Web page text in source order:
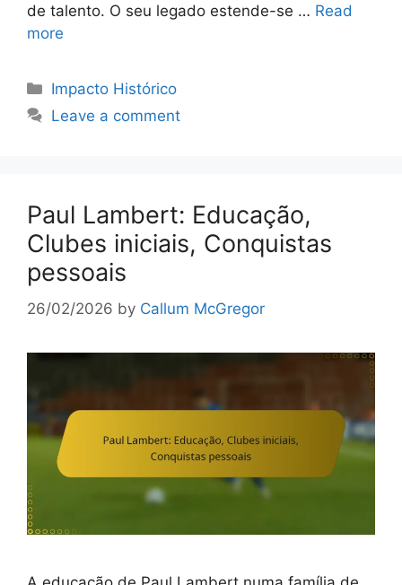
de talento. O seu legado estende-se … Read
more
Categories
Impacto Histórico
Leave a comment
Paul Lambert: Educação,
Clubes iniciais, Conquistas
pessoais
26/02/2026 by Callum McGregor